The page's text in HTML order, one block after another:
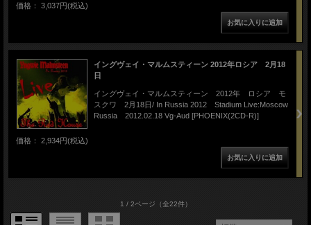
価格： 3,037円(税込)
イングヴェイ・マルムスティーン 2012年ロシア 2月18
日
イングヴェイ・マルムスティーン 2012年 ロシア モ
スクワ 2月18日/ In Russia 2012 Stadium Live:Moscow
Russia 2012.02.18 Vg-Aud [PHOENIX(2CD-R)]
価格： 2,934円(税込)
1 / 2ページ （全22件）